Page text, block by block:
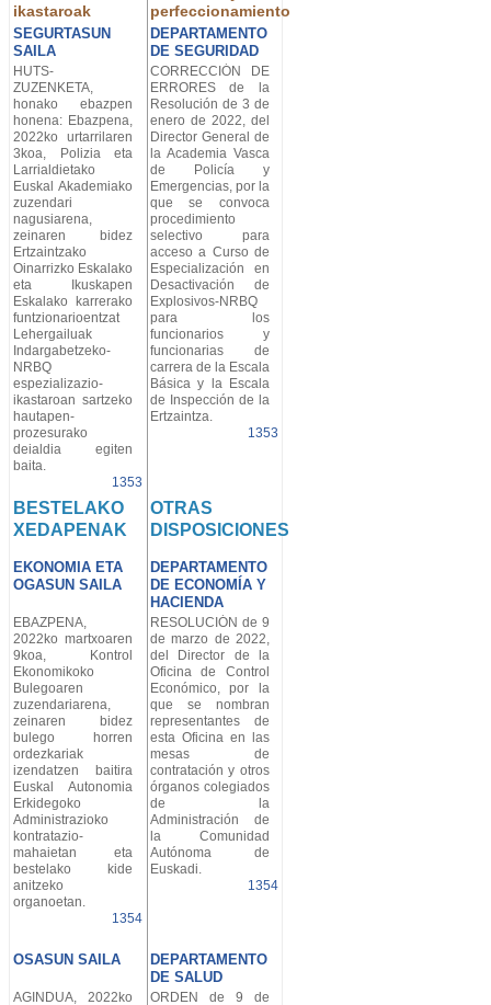
ikastaroak
SEGURTASUN
SAILA
perfeccionamiento
DEPARTAMENTO
DE SEGURIDAD
HUTS-
ZUZENKETA,
honako ebazpen
honena: Ebazpena,
2022ko urtarrilaren
3koa, Polizia eta
Larrialdietako
Euskal Akademiako
zuzendari
nagusiarena,
zeinaren bidez
Ertzaintzako
Oinarrizko Eskalako
eta Ikuskapen
Eskalako karrerako
funtzionarioentzat
Lehergailuak
Indargabetzeko-
NRBQ
espezializazio-
ikastaroan sartzeko
hautapen-
prozesurako
deialdia egiten
baita.
1353
CORRECCIÓN DE
ERRORES de la
Resolución de 3 de
enero de 2022, del
Director General de
la Academia Vasca
de Policía y
Emergencias, por la
que se convoca
procedimiento
selectivo para
acceso a Curso de
Especialización en
Desactivación de
Explosivos-NRBQ
para los
funcionarios y
funcionarias de
carrera de la Escala
Básica y la Escala
de Inspección de la
Ertzaintza.
1353
BESTELAKO
XEDAPENAK
EKONOMIA ETA
OGASUN SAILA
OTRAS
DISPOSICIONES
DEPARTAMENTO
DE ECONOMÍA Y
HACIENDA
EBAZPENA,
2022ko martxoaren
9koa, Kontrol
Ekonomikoko
Bulegoaren
zuzendariarena,
zeinaren bidez
bulego horren
ordezkariak
izendatzen baitira
Euskal Autonomia
Erkidegoko
Administrazioko
kontratazio-
mahaietan eta
bestelako kide
anitzeko
organoetan.
1354
RESOLUCIÓN de 9
de marzo de 2022,
del Director de la
Oficina de Control
Económico, por la
que se nombran
representantes de
esta Oficina en las
mesas de
contratación y otros
órganos colegiados
de la
Administración de
la Comunidad
Autónoma de
Euskadi.
1354
OSASUN SAILA
DEPARTAMENTO
DE SALUD
AGINDUA, 2022ko
ORDEN de 9 de